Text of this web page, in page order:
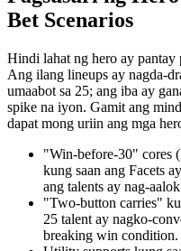
Bet Scenarios
Hindi lahat ng hero ay pantay
Ang ilang lineups ay nagda-
umaabot sa 25; ang iba ay
spike na iyon. Gamit ang
dapat mong uriin ang mga
"Win-before-30" cores
kung saan ang Facets
ang talents ay nag-
"Two-button carries"
25 talent ay nagko-
breaking win condition.